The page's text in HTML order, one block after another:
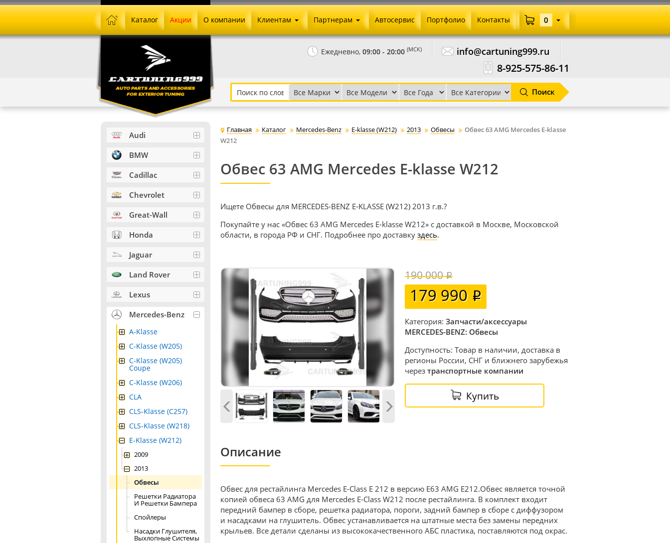
Ежедневно, 09:00 - 20:00 (МСК) info@cartuning999.ru
8-925-575-86-11
Поиск
Каталог Акции О компании Клиентам
Как сделать заказ
Установка на авто
Письмо директору
Партнерам
Агентское вознаграждение
Скачать прайс
Автосервис Портфолио Контакты 0
Главная Каталог Mercedes-Benz E-klasse (W212) 2013 Обвесы
Обвес 63 AMG Mercedes E-klasse
W212
Обвес 63 AMG Mercedes E-klasse W212
Ищете Обвесы для MERCEDES-BENZ E-KLASSE (W212) 2013 г.в.?
Покупайте у нас «Обвес 63 AMG Mercedes E-klasse W212» с доставкой в Москве, Московской
области, в города РФ и СНГ. Подробнее про доставку здесь.
190 000
179 990
Категория: Запчасти/аксессуары
MERCEDES-BENZ: Обвесы
Доступность: Товар в наличии, доставка в
регионы России, СНГ и ближнего зарубежья
через транспортные компании
Купить
Описание
Обвес для рестайлинга Mercedes E-Class E 212 в версию E63 AMG E212.Обвес является точной
копией обвеса 63 AMG для Mercedes E-Class W212 после рестайлинга. В комплект входит
передний бампер в сборе, решетка радиатора, пороги, задний бампер в сборе с диффузором
и насадками на глушитель. Обвес устанавливается на штатные места без замены передних
крыльев. Все детали сделаны из высококачественного АБС пластика, поставляются под окрас.
Audi
BMW
Cadillac
Chevrolet
Great-Wall
Honda
Jaguar
Land Rover
Lexus
Mercedes-Benz
A-Klasse
C-Klasse (W205)
C-Klasse (W205)
Coupe
C-Klasse (W206)
CLA
CLS-Klasse (C257)
CLS-Klasse (W218)
E-Klasse (W212)
2009
2013
Обвесы
Решетки Радиатора
И Решетки Бампера
Спойлеры
Насадки Глушителя,
Выхлопные Системы